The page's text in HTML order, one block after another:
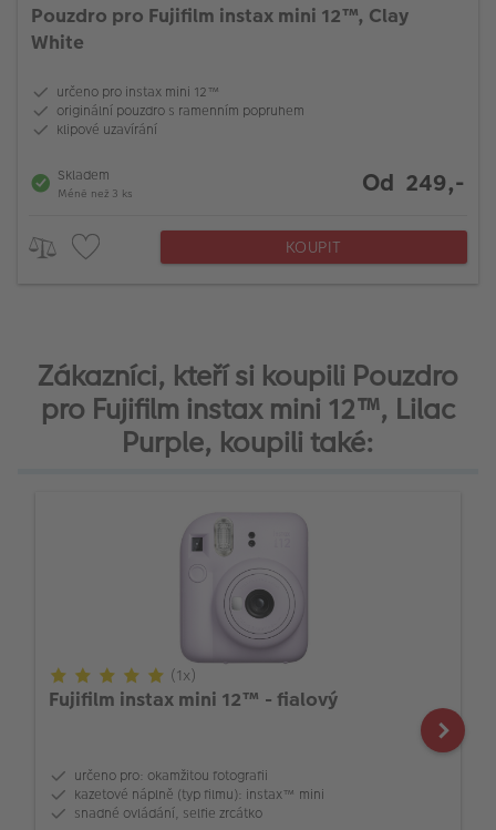
Pouzdro pro Fujifilm instax mini 12™, Clay
White
určeno pro instax mini 12™
originální pouzdro s ramenním popruhem
klipové uzavírání
Skladem
Méně než 3 ks Od 249,-
KOUPIT
Zákazníci, kteří si koupili Pouzdro
pro Fujifilm instax mini 12™, Lilac
Purple, koupili také:
(1x)
Fujifilm instax mini 12™ - fialový
určeno pro: okamžitou fotografii
kazetové náplně (typ filmu): instax™ mini
snadné ovládání, selfie zrcátko